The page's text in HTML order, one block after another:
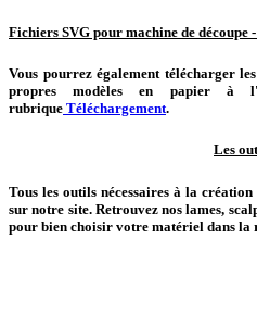
Fichiers SVG pour machine de découpe
Vous pourrez également télécharger
propres modèles en papier à
rubrique Téléchargement.
Les
Tous les outils nécessaires à la
sur notre site. Retrouvez nos lames,
pour bien choisir votre matériel dans la